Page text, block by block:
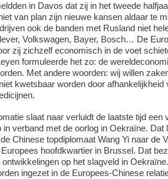
in Davos dat zij in het tweede
van plan zijn nieuwe kansen aldaar te
ook de banden met Rusland niet
Volkswagen, Bayer, Bosch… De
zij zichzelf economisch in de voet
formuleerde het zo: de
Met andere woorden: wij willen
kwetsbaar worden door afhankelijkheid
slaat naar verluidt de laatste tijd een
in verband met de oorlog in Oekraïne. Dat
Chinese topdiplomaat Wang Yi naar de
hoofdkwartier in Brussel. Dat
op het slagveld in
ingezet in de Europees-Chinese